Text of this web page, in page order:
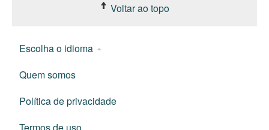
Voltar ao topo
Escolha o idioma
Quem somos
Política de privacidade
Termos de uso